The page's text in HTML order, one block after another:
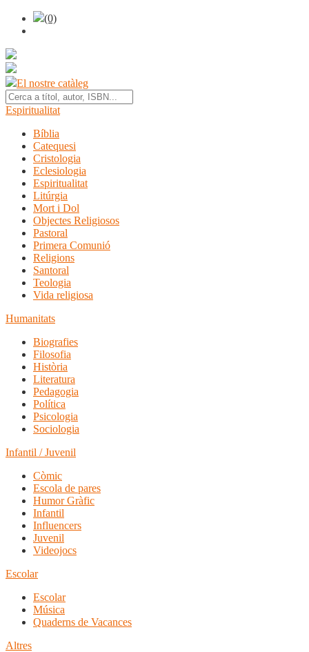
(0)
El nostre catàleg
Espiritualitat
Bíblia
Catequesi
Cristologia
Eclesiologia
Espiritualitat
Litúrgia
Mort i Dol
Objectes Religiosos
Pastoral
Primera Comunió
Religions
Santoral
Teologia
Vida religiosa
Humanitats
Biografies
Filosofia
Història
Literatura
Pedagogia
Política
Psicologia
Sociologia
Infantil / Juvenil
Còmic
Escola de pares
Humor Gràfic
Infantil
Influencers
Juvenil
Videojocs
Escolar
Escolar
Música
Quaderns de Vacances
Altres